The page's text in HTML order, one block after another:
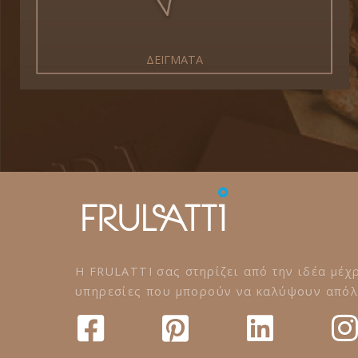
ΔΕΙΓΜΑΤΑ
Η FRULATTI σας στηρίζει από την ιδέα
υπηρεσίες που μπορούν να καλύψουν